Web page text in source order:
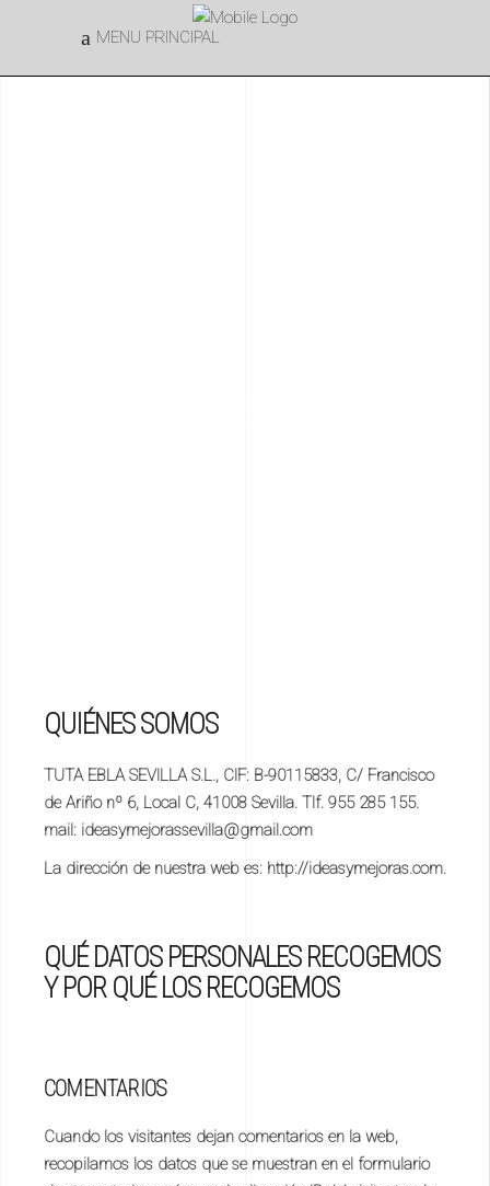
MENU PRINCIPAL
QUIÉNES SOMOS
TUTA EBLA SEVILLA S.L., CIF: B-90115833, C/ Francisco
de Ariño nº 6, Local C, 41008 Sevilla. Tlf. 955 285 155.
mail: ideasymejorassevilla@gmail.com
La dirección de nuestra web es: http://ideasymejoras.com.
QUÉ DATOS PERSONALES RECOGEMOS
Y POR QUÉ LOS RECOGEMOS
COMENTARIOS
Cuando los visitantes dejan comentarios en la web,
recopilamos los datos que se muestran en el formulario